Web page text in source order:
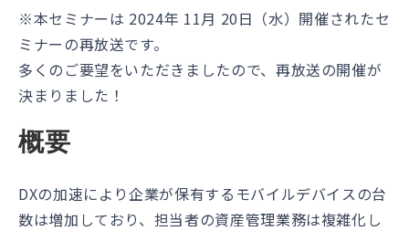
※本セミナーは 2024年 11月 20日（水）開催されたセ
ミナーの再放送です。
多くのご要望をいただきましたので、再放送の開催が
決まりました！
概要
DXの加速により企業が保有するモバイルデバイスの台
数は増加しており、担当者の資産管理業務は複雑化し